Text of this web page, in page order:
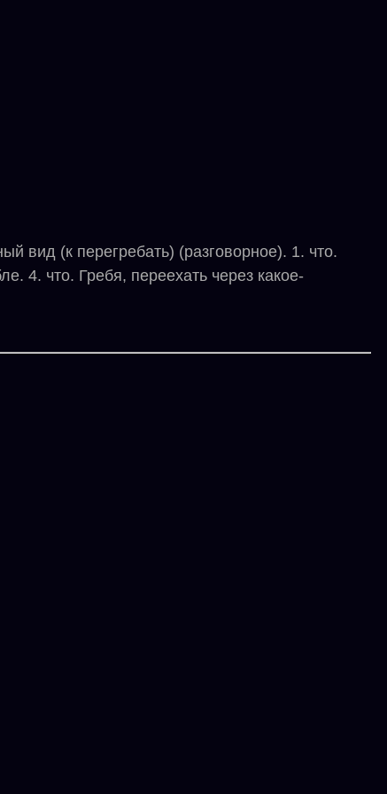
вид (к перегребать) (разговорное). 1. что.
4. что. Гребя, переехать через какое-